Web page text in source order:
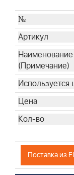
Поставка из